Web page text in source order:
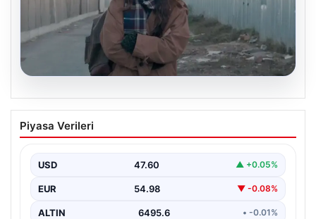
Türk sinemasında farklı bir imza: Ceylan
Özgün Özçelik’in en iyi filmleri
Piyasa Verileri
USD 47.60 ▲ +0.05%
EUR 54.98 ▼ -0.08%
ALTIN 6495.6 • -0.01%